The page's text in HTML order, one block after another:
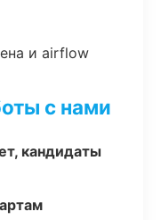
и airflow
с нами
кандидаты